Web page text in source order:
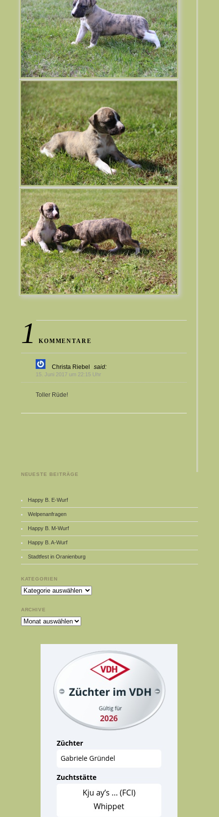
1 KOMMENTARE
Christa Riebel said:
15. Juni 2017 um 22:15 Uhr
Toller Rüde!
NEUESTE BEITRÄGE
Happy B. E-Wurf
Welpenanfragen
Happy B. M-Wurf
Happy B. A-Wurf
Stadtfest in Oranienburg
KATEGORIEN
Kategorien
ARCHIVE
Archive